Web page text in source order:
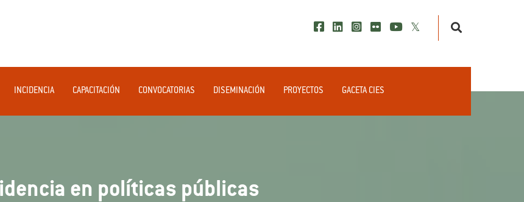
INCIDENCIA CAPACITACIÓN CONVOCATORIAS DISEMINACIÓN PROYECTOS GACETA CIES
en políticas públicas